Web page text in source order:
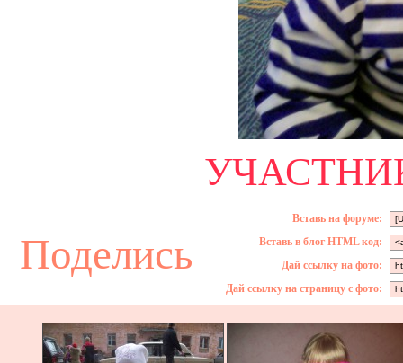
Поделись
Вставь на форуме:
Вставь в блог HTML код:
Дай ссылку на фото:
Дай ссылку на страницу с фото: